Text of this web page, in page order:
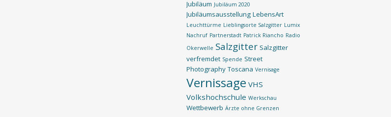
Jubiläum Jubiläum 2020
Jubiläumsausstellung LebensArt
Leuchttürme Lieblingsorte Salzgitter Lumix
Nachruf Partnerstadt Patrick Riancho Radio
Okerwelle Salzgitter Salzgitter
verfremdet Spende Street
Photography Toscana Vernisage
Vernissage VHS
Volkshochschule Werkschau
Wettbewerb Ärzte ohne Grenzen